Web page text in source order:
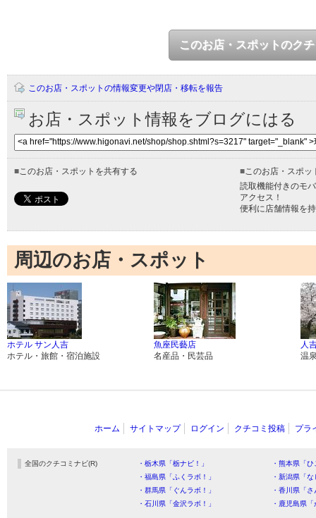
このお店・スポットのク
このお店・スポットの情報変更や閉店・移転を報告
お店・スポット情報をブログにはる
■ このお店・スポットを共有する ■ このお店・スポ
読取機能付きのモ
アクセス！
便利に店舗情報を
周辺のお店・スポット
ホテル サン人吉
ホテル・旅館・宿泊施設
魚座民藝店
名産品・民芸品
人
温
ホーム サイトマップ ログイン クチコミ投稿 プラ
全国のクチコミナビ(R) ・栃木県「栃ナビ！」
・熊本県「
・福島県「ふくラボ！」
・新潟県「
・群馬県「ぐんラボ！」
・香川県「
・石川県「金沢ラボ！」
・鹿児島県